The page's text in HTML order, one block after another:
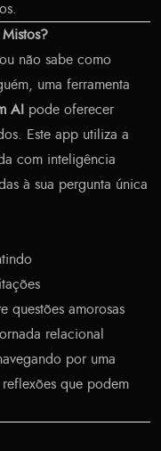
não sabe como
uma ferramenta
AI
pode oferecer
Este app utiliza a
com inteligência
à sua pergunta única
questões amorosas
relacional
por uma
que podem